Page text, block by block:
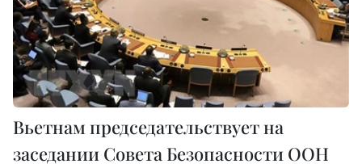
Вьетнам председательствует на
заседании Совета Безопасности ООН